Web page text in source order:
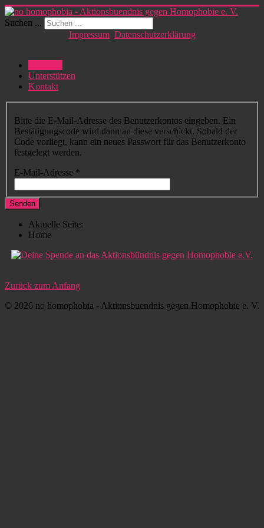
Suchen ...
Impressum Datenschutzerklärung
Unterstützen
Kontakt
Bitte die E-Mail-Adresse des Benutzerkontos eingeben. Ein
Bestätigungscode wird dann an diese verschickt. Sobald der
Code vorliegt, kann ein neues Passwort für das Benutzerkonto
festgelegt werden.
E-Mail-Adresse *
Senden
Aktuelle Seite:
Home
Zurück zum Anfang
© 2026 no homophobia - Aktionsbuendnis gegen Homophobie e. V.